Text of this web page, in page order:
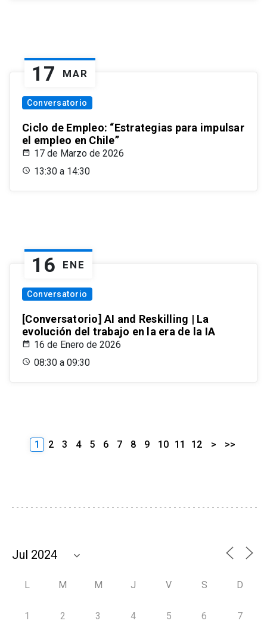
17 MAR
Conversatorio
Ciclo de Empleo: “Estrategias para impulsar
el empleo en Chile”
17 de Marzo de 2026
13:30 a 14:30
16 ENE
Conversatorio
[Conversatorio] AI and Reskilling | La
evolución del trabajo en la era de la IA
16 de Enero de 2026
08:30 a 09:30
1 2 3 4 5 6 7 8 9 10 11 12 > >>
L M M J V S D
1 2 3 4 5 6 7